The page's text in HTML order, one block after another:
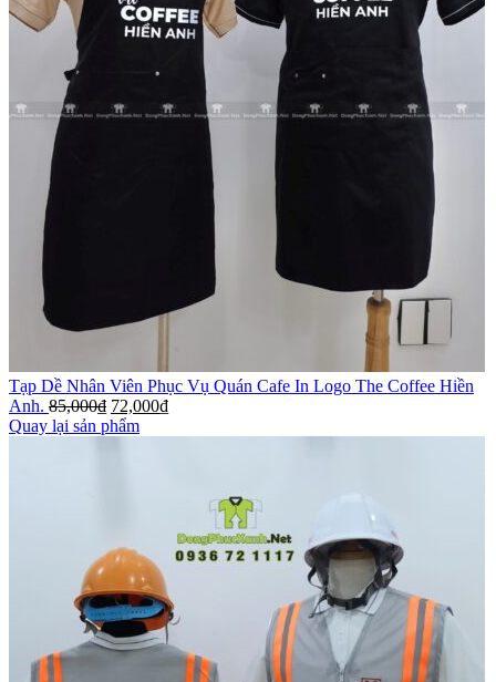
Tạp Dề Nhân Viên Phục Vụ Quán Cafe In Logo The Coffee Hiền
Anh. 85,000₫ 72,000₫
Quay lại sản phẩm